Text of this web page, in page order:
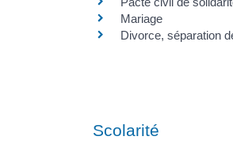
Mariage
Divorce, séparation
Scolarité